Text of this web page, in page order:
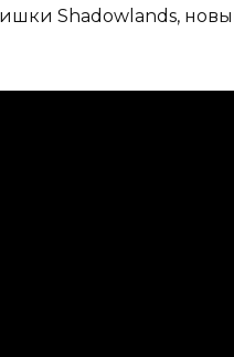
Shadowlands,